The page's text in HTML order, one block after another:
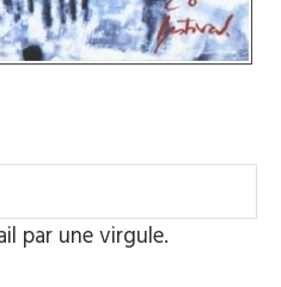
par une virgule.